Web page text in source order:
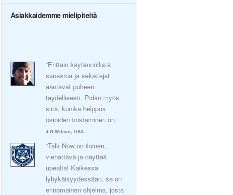
Asiakkaidemme mielipiteitä
“Erittäin käytännöllistä
sanastoa ja selostajat
ääntävät puheen
täydellisesti. Pidän myös
siitä, kuinka helppoa
osioiden toistaminen on.”
J.G.Wilson, USA
“Talk Now on iloinen,
viehättävä ja näyttää
upealta! Kaikessa
lyhykäisyydessään, se on
erinomainen ohjelma, josta